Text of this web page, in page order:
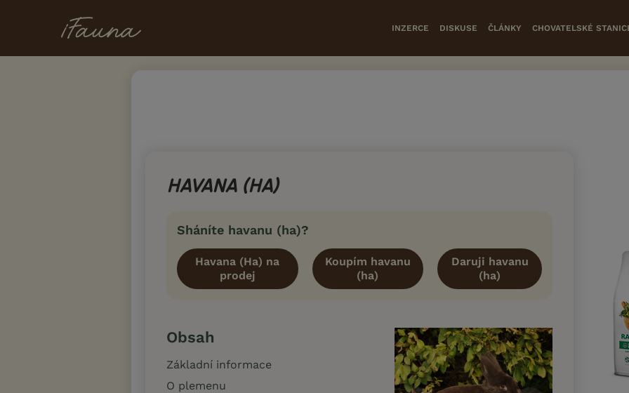
INZERCE DISKUSE ČLÁNKY CHOVATELSKÉ
HAVANA (HA)
Sháníte havanu (ha)?
Havana (Ha) na
prodej
Koupím havanu
(ha)
Daruji havanu
(ha)
Obsah
Základní informace
O plemenu